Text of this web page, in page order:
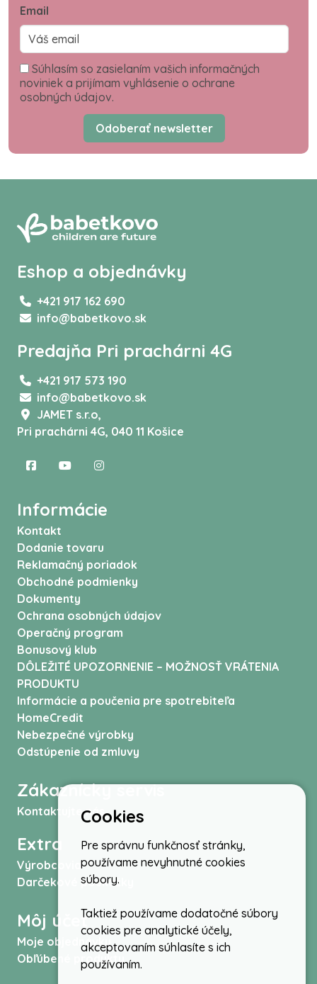
Email
Súhlasím so zasielaním vašich informačných
noviniek a prijímam vyhlásenie o ochrane
osobných údajov.
Odoberať newsletter
Eshop a objednávky
+421 917 162 690
info@babetkovo.sk
Predajňa Pri prachárni 4G
+421 917 573 190
info@babetkovo.sk
JAMET s.r.o,
Pri prachárni 4G, 040 11 Košice
Informácie
Kontakt
Dodanie tovaru
Reklamačný poriadok
Obchodné podmienky
Dokumenty
Ochrana osobných údajov
Operačný program
Bonusový klub
DÔLEŽITÉ UPOZORNENIE – MOŽNOSŤ VRÁTENIA
PRODUKTU
Informácie a poučenia pre spotrebiteľa
HomeCredit
Nebezpečné výrobky
Odstúpenie od zmluvy
Zákaznícky servis
Kontaktujte nás
Extra
Výrobcovia
Darčekové poukážky
Môj účet
Moje objednávky
Obľúbené produkty
Cookies
Pre správnu funkčnosť stránky,
používame nevyhnutné cookies
súbory.
Taktiež používame dodatočné súbory
cookies pre analytické účely,
akceptovaním súhlasíte s ich
používaním.